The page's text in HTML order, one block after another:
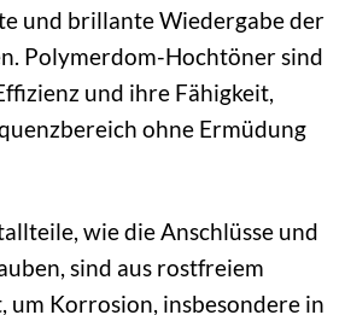
und brillante Wiedergabe der
Polymerdom-Hochtöner sind
und ihre Fähigkeit,
ohne Ermüdung
wie die Anschlüsse und
sind aus rostfreiem
um Korrosion, insbesondere in